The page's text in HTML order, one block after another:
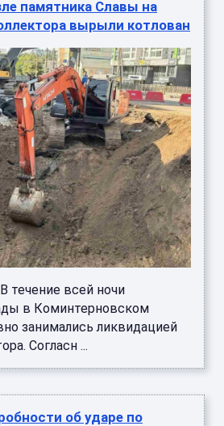
памятника Славы на
вырыли котлован
течение всей ночи
в Коминтерновском
занимались ликвидацией
Согласн ...
об ударе по